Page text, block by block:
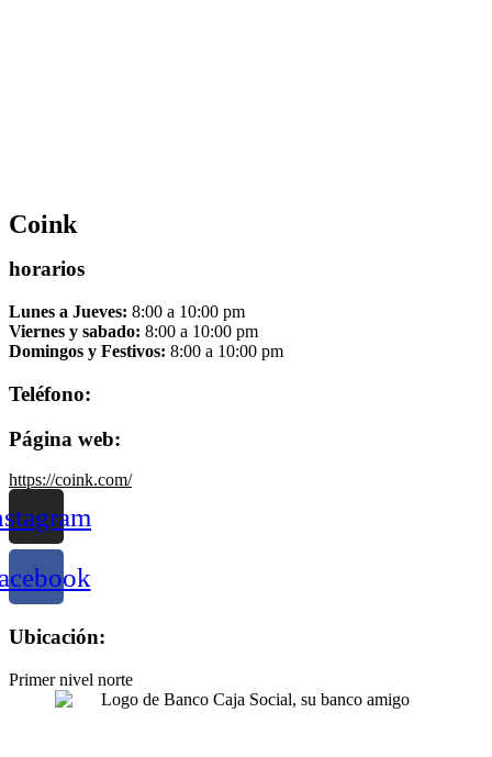
Coink
horarios
Lunes a Jueves: 8:00 a 10:00 pm
Viernes y sabado: 8:00 a 10:00 pm
Domingos y Festivos: 8:00 a 10:00 pm
Teléfono:
Página web:
https://coink.com/
Ubicación:
Primer nivel norte